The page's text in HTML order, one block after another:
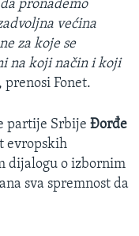
pronađemo
većina
za koje se
na koji način i koji
Fonet.
partije Srbije Đorđe
evropskih
dijalogu o izbornim
sva spremnost da